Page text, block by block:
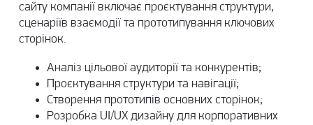
сайту компанії включає проєктування структури,
сценаріїв взаємодії та прототипування ключових
сторінок.
Аналіз цільової аудиторії та конкурентів;
Проєктування структури та навігації;
Створення прототипів основних сторінок;
Розробка UI/UX дизайну для корпоративних